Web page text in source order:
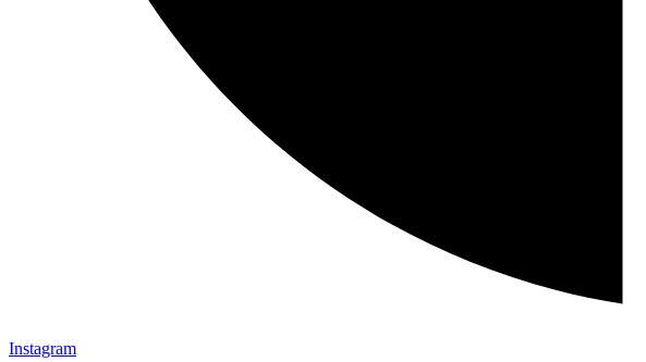
Instagram